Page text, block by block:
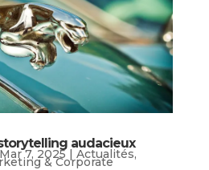
audacieux
Mar 7, 2025| Actualités,
& Corporate